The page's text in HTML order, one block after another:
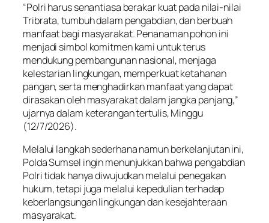
“Polri harus senantiasa berakar kuat pada nilai-nilai
Tribrata, tumbuh dalam pengabdian, dan berbuah
manfaat bagi masyarakat. Penanaman pohon ini
menjadi simbol komitmen kami untuk terus
mendukung pembangunan nasional, menjaga
kelestarian lingkungan, memperkuat ketahanan
pangan, serta menghadirkan manfaat yang dapat
dirasakan oleh masyarakat dalam jangka panjang,”
ujarnya dalam keterangan tertulis, Minggu
(12/7/2026).
Melalui langkah sederhana namun berkelanjutan ini,
Polda Sumsel ingin menunjukkan bahwa pengabdian
Polri tidak hanya diwujudkan melalui penegakan
hukum, tetapi juga melalui kepedulian terhadap
keberlangsungan lingkungan dan kesejahteraan
masyarakat.